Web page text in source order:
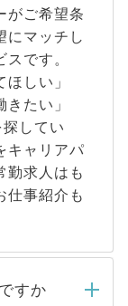
がご希望条
にマッチし
です。
しい」
たい」
してい
キャリアパ
勤求人はも
仕事紹介も
すか